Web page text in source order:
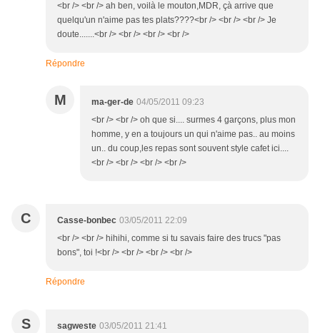
<br /> <br /> ah ben, voilà le mouton,MDR, çà arrive que
quelqu'un n'aime pas tes plats????<br /> <br /> <br /> Je
doute.......<br /> <br /> <br /> <br />
Répondre
M ma-ger-de 04/05/2011 09:23
<br /> <br /> oh que si.... surmes 4 garçons, plus mon
homme, y en a toujours un qui n'aime pas.. au moins
un.. du coup,les repas sont souvent style cafet ici....
<br /> <br /> <br /> <br />
C Casse-bonbec 03/05/2011 22:09
<br /> <br /> hihihi, comme si tu savais faire des trucs "pas
bons", toi !<br /> <br /> <br /> <br />
Répondre
S sagweste 03/05/2011 21:41